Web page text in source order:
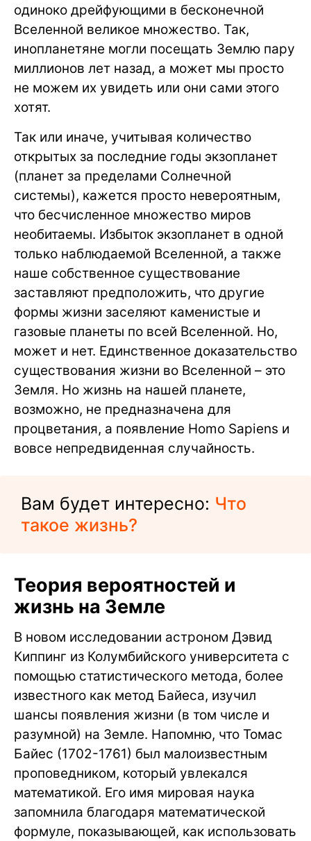
одиноко дрейфующими в бесконечной
Вселенной великое множество. Так,
инопланетяне могли посещать Землю пару
миллионов лет назад, а может мы просто
не можем их увидеть или они сами этого
хотят.
Так или иначе, учитывая количество
открытых за последние годы экзопланет
(планет за пределами Солнечной
системы), кажется просто невероятным,
что бесчисленное множество миров
необитаемы. Избыток экзопланет в одной
только наблюдаемой Вселенной, а также
наше собственное существование
заставляют предположить, что другие
формы жизни заселяют каменистые и
газовые планеты по всей Вселенной. Но,
может и нет. Единственное доказательство
существования жизни во Вселенной – это
Земля. Но жизнь на нашей планете,
возможно, не предназначена для
процветания, а появление Homo Sapiens и
вовсе непредвиденная случайность.
Вам будет интересно: Что
такое жизнь?
Теория вероятностей и
жизнь на Земле
В новом исследовании астроном Дэвид
Киппинг из Колумбийского университета с
помощью статистического метода, более
известного как метод Байеса, изучил
шансы появления жизни (в том числе и
разумной) на Земле. Напомню, что Томас
Байес (1702-1761) был малоизвестным
проповедником, который увлекался
математикой. Его имя мировая наука
запомнила благодаря математической
формуле, показывающей, как использовать